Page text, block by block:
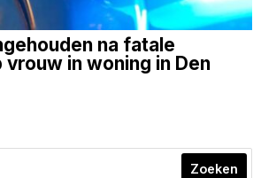
na fatale
in woning in Den
Zoeken